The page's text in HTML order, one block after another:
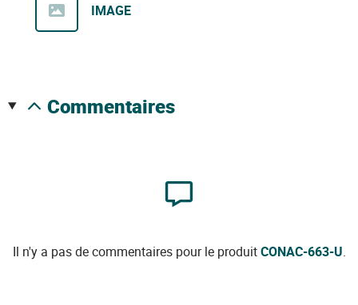
IMAGE
commentaires
Il n'y a pas de commentaires pour le produitCONAC-663-U.